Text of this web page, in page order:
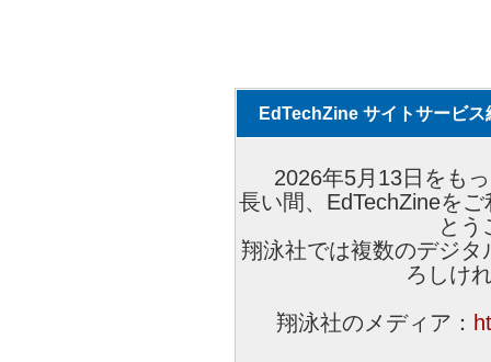
EdTechZine サイトサービス
2026年5月13日をも
長い間、EdTechZineを
とう
翔泳社では複数のデジ
ろしけ
翔泳社のメディア：